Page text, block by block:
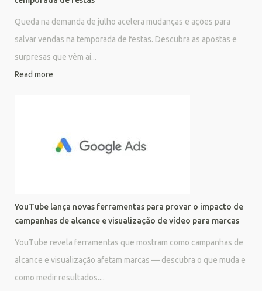
Queda na demanda de julho acelera mudanças e ações para
salvar vendas na temporada de festas. Descubra as apostas e
surpresas que vêm aí...
Read more
YouTube lança novas ferramentas para provar o impacto de
campanhas de alcance e visualização de vídeo para marcas
YouTube revela ferramentas que mostram como campanhas de
alcance e visualização afetam marcas — descubra o que muda e
como medir resultados....